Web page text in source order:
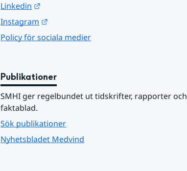
Linkedin
Instagram
Policy för sociala medier
Publikationer
SMHI ger regelbundet ut tidskrifter, rapporter och
faktablad.
Sök publikationer
Nyhetsbladet Medvind